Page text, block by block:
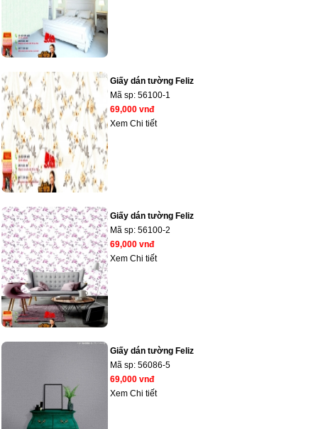
Giấy dán tường Feliz
Mã sp: 56100-1
69,000 vnđ
Xem Chi tiết
Giấy dán tường Feliz
Mã sp: 56100-2
69,000 vnđ
Xem Chi tiết
Giấy dán tường Feliz
Mã sp: 56086-5
69,000 vnđ
Xem Chi tiết